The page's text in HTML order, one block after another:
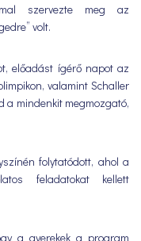
szervezte meg az
volt.
előadást ígérő napot az
valamint Schaller
a mindenkit megmozgató,
folytatódott, ahol a
feladatokat kellett
a gyerekek a program